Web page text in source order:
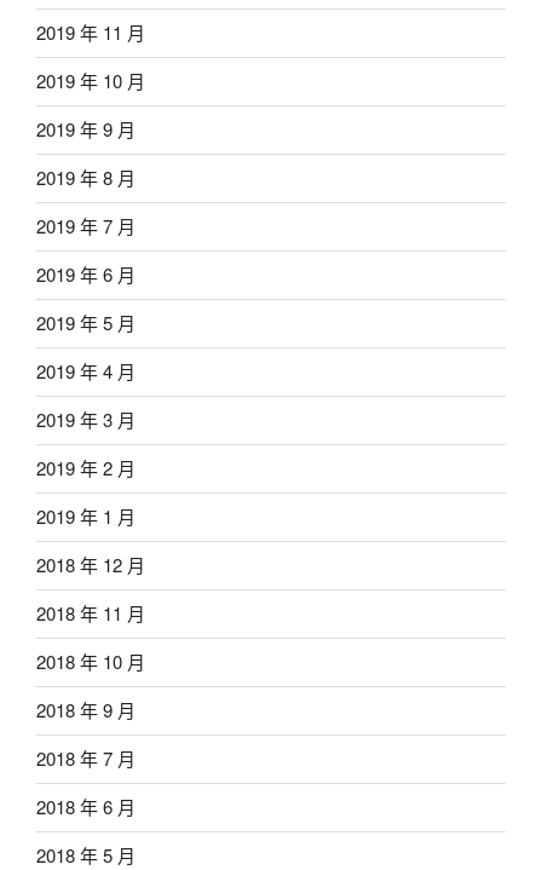
2019 年 11 月
2019 年 10 月
2019 年 9 月
2019 年 8 月
2019 年 7 月
2019 年 6 月
2019 年 5 月
2019 年 4 月
2019 年 3 月
2019 年 2 月
2019 年 1 月
2018 年 12 月
2018 年 11 月
2018 年 10 月
2018 年 9 月
2018 年 7 月
2018 年 6 月
2018 年 5 月